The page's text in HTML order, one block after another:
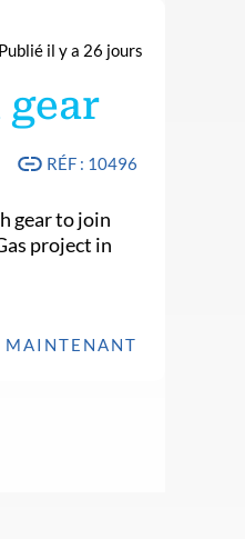
Publié il y a 26 jours
RÉF : 10496
gear to join
project in
MAINTENANT